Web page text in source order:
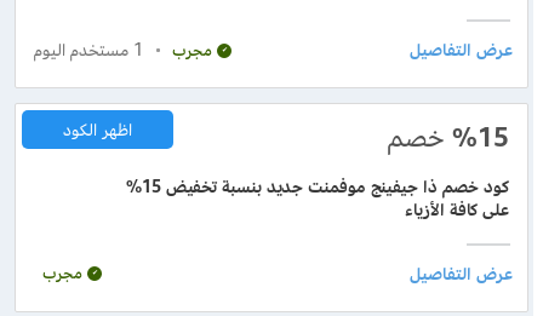
مجرب 1 مستخدم اليوم
%15 خصم
كود خصم ذا جيفينج موفمنت جديد بنسبة تخفيض 15%
على كافة الأزياء
اظهر الكود
مجرب